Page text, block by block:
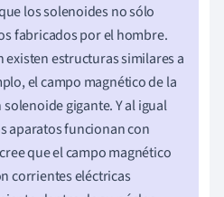
los solenoides no sólo
fabricados por el hombre.
existen estructuras similares a
el campo magnético de la
gigante. Y al igual
aparatos funcionan con
que el campo magnético
corrientes eléctricas